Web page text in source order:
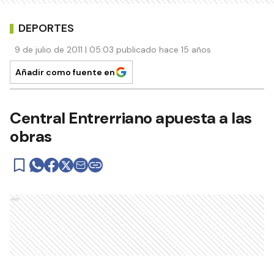
DEPORTES
9 de julio de 2011 | 05:03 publicado hace 15 años
Añadir como fuente en
Central Entrerriano apuesta a las
obras
Ads